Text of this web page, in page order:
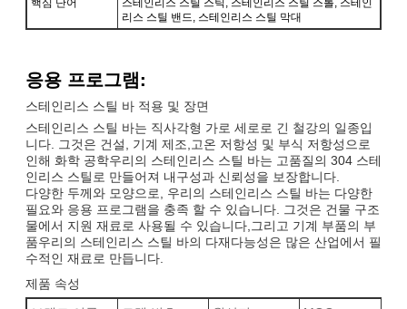
핵심 단어
스테인리스 스틸 스틱, 스테인리스 스틸 스톨, 스테인
리스 스틸 밴드, 스테인리스 스틸 막대
응용 프로그램:
스테인리스 스틸 바 적용 및 장면
스테인리스 스틸 바는 직사각형 가로 세로로 긴 철강의 일종입
니다. 그것은 건설, 기계 제조,고온 저항성 및 부식 저항성으로
인해 화학 공학우리의 스테인리스 스틸 바는 고품질의 304 스테
인리스 스틸로 만들어져 내구성과 신뢰성을 보장합니다.
다양한 두께와 모양으로, 우리의 스테인리스 스틸 바는 다양한
필요와 응용 프로그램을 충족 할 수 있습니다. 그것은 건물 구조
물에서 지원 재료로 사용될 수 있습니다,그리고 기계 부품의 부
품우리의 스테인리스 스틸 바의 다재다능성은 많은 산업에서 필
수적인 재료로 만듭니다.
제품 속성